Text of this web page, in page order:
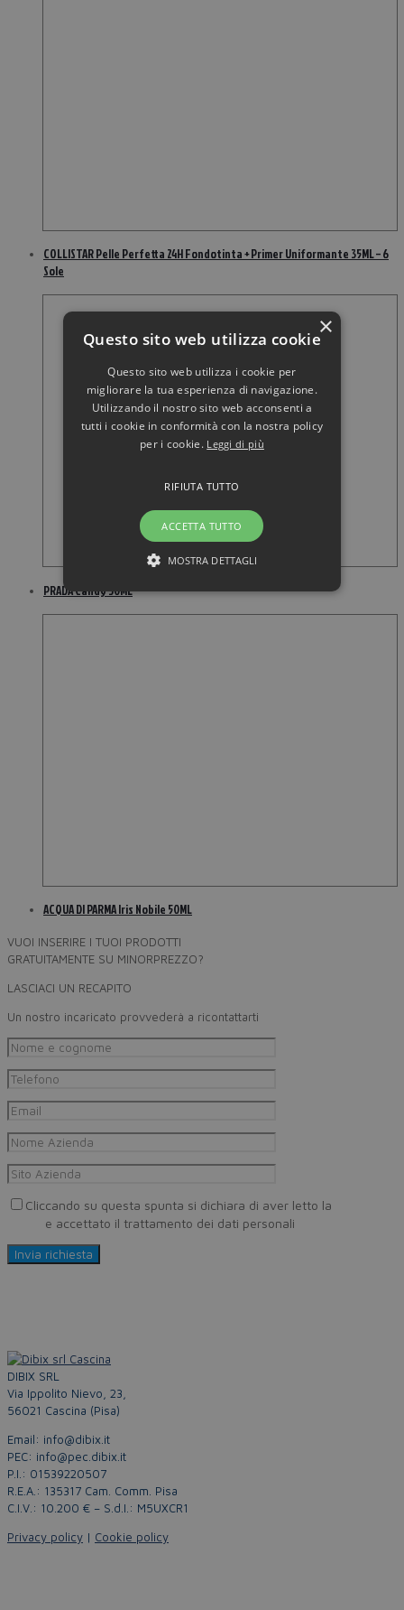
COLLISTAR Pelle Perfetta 24H Fondotinta + Primer Uniformante 35ML – 6
Sole
PRADA Candy 30ML
ACQUA DI PARMA Iris Nobile 50ML
VUOI INSERIRE I TUOI PRODOTTI
GRATUITAMENTE SU MINORPREZZO?
LASCIACI UN RECAPITO
Un nostro incaricato provvederà a ricontattarti
Cliccando su questa spunta si dichiara di aver letto la
e accettato il trattamento dei dati personali
DIBIX SRL
Via Ippolito Nievo, 23,
56021 Cascina (Pisa)
Email: info@dibix.it
PEC: info@pec.dibix.it
P.I.: 01539220507
R.E.A.: 135317 Cam. Comm. Pisa
C.I.V.: 10.200 € – S.d.I.: M5UXCR1
Privacy policy | Cookie policy
×
Questo sito web utilizza cookie
Questo sito web utilizza i cookie per
migliorare la tua esperienza di navigazione.
Utilizzando il nostro sito web acconsenti a
tutti i cookie in conformità con la nostra policy
per i cookie. Leggi di più
ACCETTA TUTTO
RIFIUTA TUTTO
MOSTRA DETTAGLI